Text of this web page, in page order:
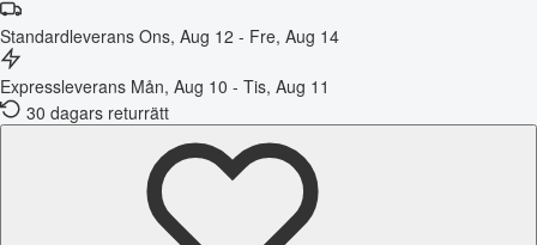
Standardleverans Ons, Aug 12 - Fre, Aug 14
Expressleverans Mån, Aug 10 - Tis, Aug 11
30 dagars returrätt